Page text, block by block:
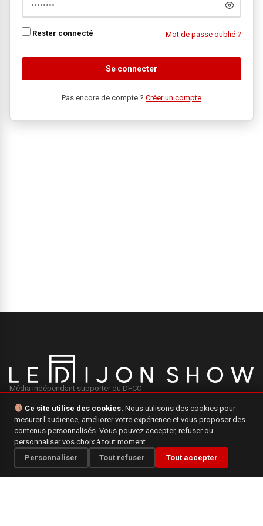
Rester connecté Mot de passe oublié ?
Se connecter
Pas encore de compte ? Créer un compte
Média indépendant supporter du DFCO
INFORMATIONS
Mentions légales
Qui sommes-nous ?
Ce site utilise des cookies. Nous utilisons des cookies pour
mesurer l'audience, améliorer votre expérience et vous proposer des
contenus personnalisés. Vous pouvez accepter, refuser ou
personnaliser vos choix à tout moment.
Personnaliser
Tout refuser Tout accepter